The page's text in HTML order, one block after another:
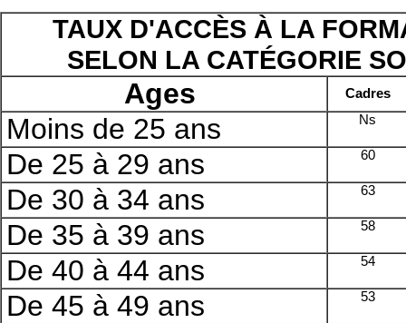
TAUX D'ACCÈS À LA
SELON LA CATÉGORIE
Ages Cadres
Moins de 25 ans Ns
De 25 à 29 ans 60
De 30 à 34 ans 63
De 35 à 39 ans 58
De 40 à 44 ans 54
De 45 à 49 ans 53